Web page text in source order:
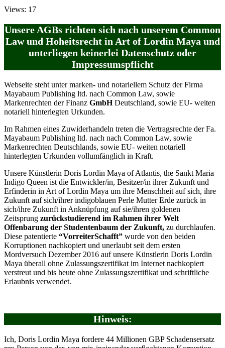
Views: 17
Unsere AGBs richten sich nach unserem Common
Law und Hoheitsrecht in Art of Lordin Maya und
unterliegen keinerlei Datenschutz oder
Impressumspflicht
Webseite steht unter marken- und notariellem Schutz der Firma
Mayabaum Publishing ltd. nach Common Law, sowie
Markenrechten der Finanz GmbHDeutschland, sowie EU- weiten
notariell hinterlegten Urkunden.
Im Rahmen eines Zuwiderhandeln treten die Vertragsrechte der Fa.
Mayabaum Publishing ltd. nach nach Common Law, sowie
Markenrechten Deutschlands, sowie EU- weiten notariell
hinterlegten Urkunden vollumfänglich in Kraft.
Unsere Künstlerin Doris Lordin Maya of Atlantis, the Sankt Maria
Indigo Queen ist die Entwickler/in, Besitzer/in ihrer Zukunft und
Erfinderin in Art of Lordin Maya um ihre Menschheit auf sich, ihre
Zukunft auf sich/ihrer indigoblauen Perle Mutter Erde zurück in
sich/ihre Zukunft in Anknüpfung auf sie/ihren goldenen
Zeitsprung zurückstudierend im Rahmen ihrer Welt
Offenbarung der Studentenbaum der Zukunft, zu durchlaufen.
Diese patentierte “VorreiterSchafft” wurde von den beiden
Korruptionen nachkopiert und unerlaubt seit dem ersten
Mordversuch Dezember 2016 auf unsere Künstlerin Doris Lordin
Maya überall ohne Zulassungszertifikat im Internet nachkopiert
verstreut und bis heute ohne Zulassungszertifikat und schriftliche
Erlaubnis verwendet.
Hinweis:
Ich, Doris Lordin Maya fordere 44 Millionen GBP Schadensersatz